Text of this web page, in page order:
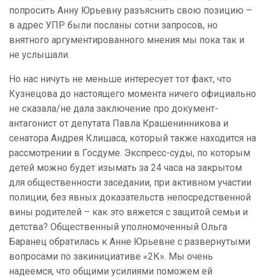
попросить Анну Юрьевну разъяснить свою позицию –
в адрес УПР были посланы сотни запросов, но
внятного аргументированного мнения мы пока так и
не услышали.
Но нас ничуть не меньше интересует тот факт, что
Кузнецова до настоящего момента ничего официально
не сказала/не дала заключение про документ-
антагонист от депутата Павла Крашенинникова и
сенатора Андрея Клишаса, который также находится на
рассмотрении в Госдуме. Экспресс-суды, по которым
детей можно будет изымать за 24 часа на закрытом
для общественности заседании, при активном участии
полиции, без явных доказательств непосредственной
вины родителей – как это вяжется с защитой семьи и
детства? Общественный уполномоченный Ольга
Баранец обратилась к Анне Юрьевне с развернутыми
вопросами по закинициативе «2К». Мы очень
надеемся, что общими усилиями поможем ей